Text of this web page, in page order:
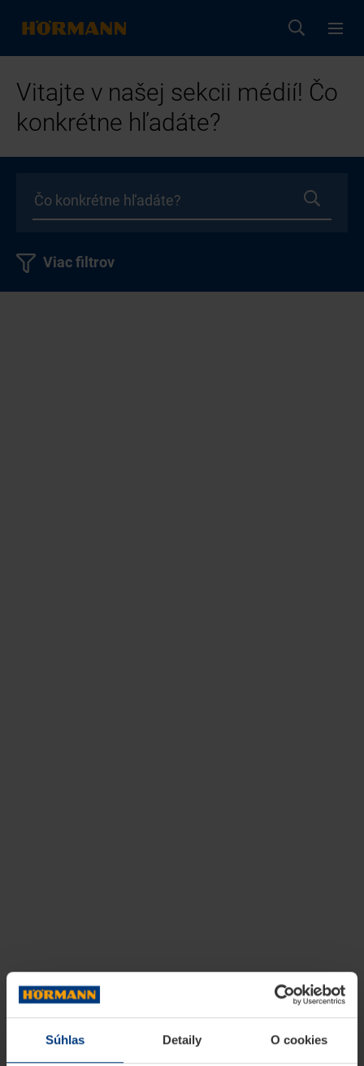
Súhlas Detaily O cookies
Vitajte v našej sekcii médií! Čo
konkrétne hľadáte?
Viac filtrov